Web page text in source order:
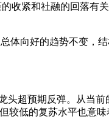
收紧和社融的回落有
向好的趋势不变，
超预期反弹。从当前
较低的复苏水平也意